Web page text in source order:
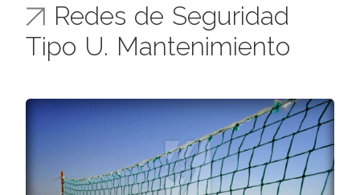
Redes de Seguridad
Tipo U. Mantenimiento